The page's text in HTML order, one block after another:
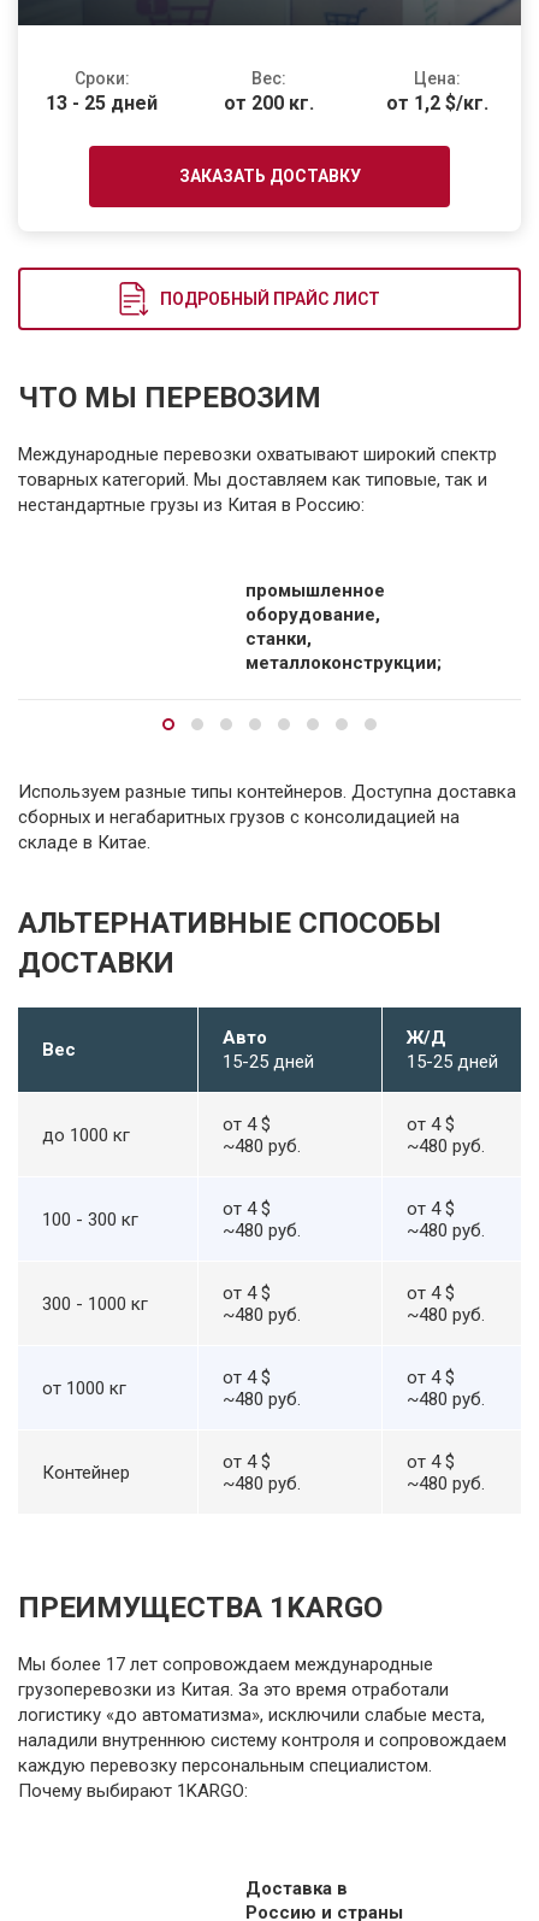
Сроки:
13 - 25 дней
Вес:
от 200 кг.
Цена:
от 1,2 $/кг.
ЗАКАЗАТЬ ДОСТАВКУ
ПОДРОБНЫЙ ПРАЙС ЛИСТ
ЧТО МЫ ПЕРЕВОЗИМ
Международные перевозки охватывают широкий спектр
товарных категорий. Мы доставляем как типовые, так и
нестандартные грузы из Китая в Россию:
промышленное
оборудование,
станки,
металлоконструкции;
Используем разные типы контейнеров. Доступна доставка
сборных и негабаритных грузов с консолидацией на
складе в Китае.
АЛЬТЕРНАТИВНЫЕ СПОСОБЫ
ДОСТАВКИ
Вес
Авто
15-25 дней
Ж/Д
15-25 дней
до 1000 кг
от 4 $
~480 руб.
от 4 $
~480 руб.
100 - 300 кг
от 4 $
~480 руб.
от 4 $
~480 руб.
300 - 1000 кг
от 4 $
~480 руб.
от 4 $
~480 руб.
от 1000 кг
от 4 $
~480 руб.
от 4 $
~480 руб.
Контейнер
от 4 $
~480 руб.
от 4 $
~480 руб.
ПРЕИМУЩЕСТВА 1KARGO
Мы более 17 лет сопровождаем международные
грузоперевозки из Китая. За это время отработали
логистику «до автоматизма», исключили слабые места,
наладили внутреннюю систему контроля и сопровождаем
каждую перевозку персональным специалистом.
Почему выбирают 1KARGO:
Доставка в
Россию и страны